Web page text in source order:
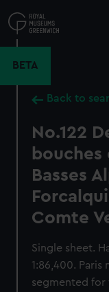
to
main
BETA
Back to
No.122
bouches
Basses
Comte
Single sheet.
1:86,400. Paris
segmented for